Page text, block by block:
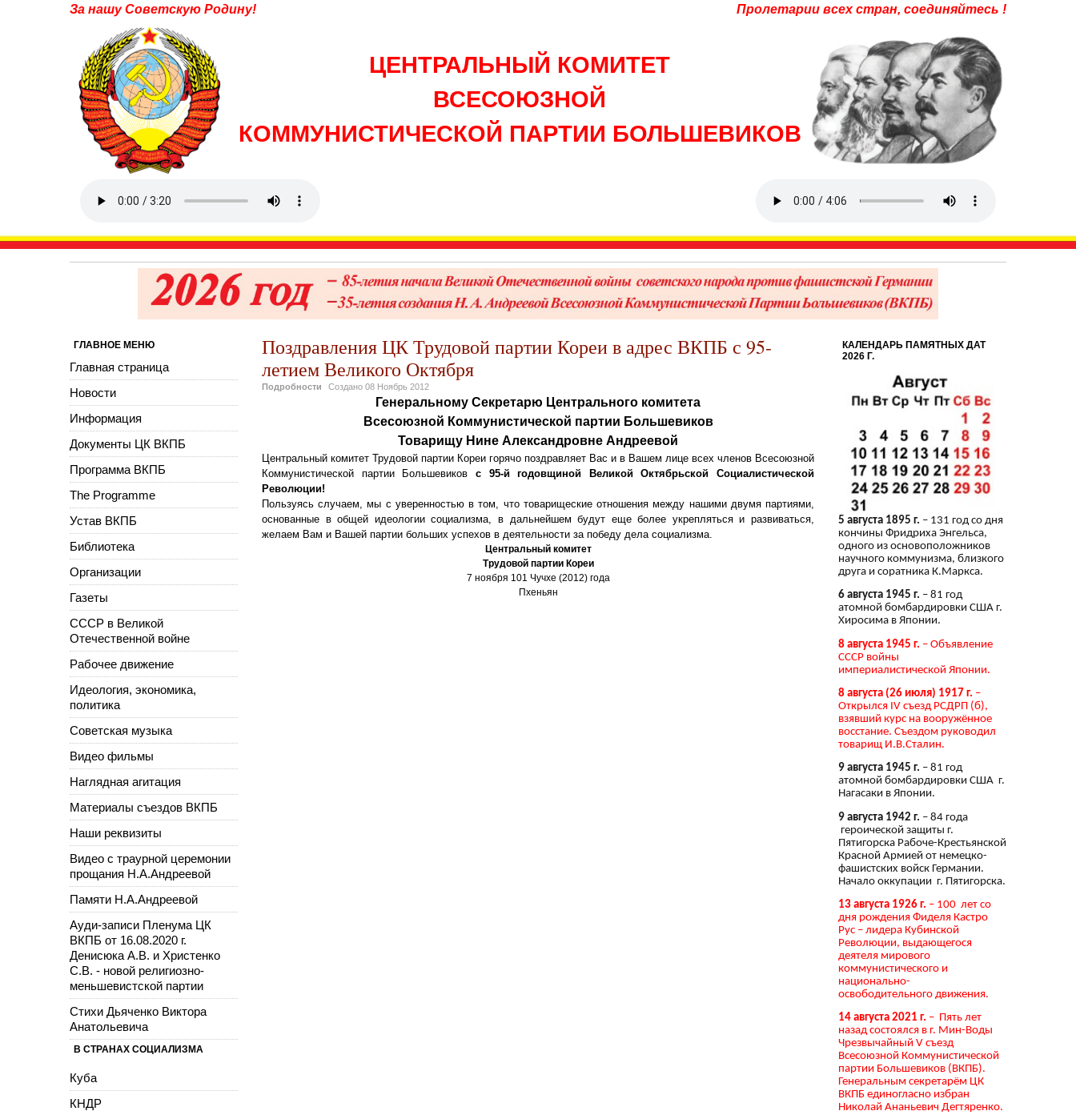
За нашу Советскую Родину! Пролетарии всех стран, соединяйтесь !
ЦЕНТРАЛЬНЫЙ КОМИТЕТ
ВСЕСОЮЗНОЙ
КОММУНИСТИЧЕСКОЙ ПАРТИИ БОЛЬШЕВИКОВ
Поздравления ЦК Трудовой партии Кореи в адрес ВКПБ с 95-
летием Великого Октября
Подробности Создано 08 Ноябрь 2012
Генеральному Секретарю Центрального комитета
Всесоюзной Коммунистической партии Большевиков
Товарищу Нине Александровне Андреевой
Центральный комитет Трудовой партии Кореи горячо поздравляет Вас и в Вашем лице всех членов Всесоюзной
Коммунистической партии Большевиков с 95-й годовщиной Великой Октябрьской Социалистической
Революции!
Пользуясь случаем, мы с уверенностью в том, что товарищеские отношения между нашими двумя партиями,
основанные в общей идеологии социализма, в дальнейшем будут еще более укрепляться и развиваться,
желаем Вам и Вашей партии больших успехов в деятельности за победу дела социализма.
Центральный комитет
Трудовой партии Кореи
7 ноября 101 Чучхе (2012) года
Пхеньян
ГЛАВНОЕ МЕНЮ
Главная страница
Новости
Информация
Документы ЦК ВКПБ
Программа ВКПБ
The Programme
Устав ВКПБ
Библиотека
Организации
Газеты
СССР в Великой
Отечественной войне
Рабочее движение
Идеология, экономика,
политика
Советская музыка
Видео фильмы
Наглядная агитация
Материалы съездов ВКПБ
Наши реквизиты
Видео с траурной церемонии
прощания Н.А.Андреевой
Памяти Н.А.Андреевой
Ауди-записи Пленума ЦК
ВКПБ от 16.08.2020 г.
Денисюка А.В. и Христенко
С.В. - новой религиозно-
меньшевистской партии
Стихи Дьяченко Виктора
Анатольевича
В СТРАНАХ СОЦИАЛИЗМА
Куба
КНДР
КАЛЕНДАРЬ ПАМЯТНЫХ ДАТ
2026 Г.
5 августа 1895 г. – 131 год со дня
кончины Фридриха Энгельса,
одного из основоположников
научного коммунизма, близкого
друга и соратника К.Маркса.
6 августа 1945 г. – 81 год
атомной бомбардировки США г.
Хиросима в Японии.
8 августа 1945 г. – Объявление
СССР войны
империалистической Японии.
8 августа (26 июля) 1917 г. –
Открылся IV съезд РСДРП (б),
взявший курс на вооружённое
восстание. Съездом руководил
товарищ И.В.Сталин.
9 августа 1945 г. – 81 год
атомной бомбардировки США г.
Нагасаки в Японии.
9 августа 1942 г. – 84 года
героической защиты г.
Пятигорска Рабоче-Крестьянской
Красной Армией от немецко-
фашистских войск Германии.
Начало оккупации г. Пятигорска.
13 августа 1926 г. – 100 лет со
дня рождения Фиделя Кастро
Рус – лидера Кубинской
Революции, выдающегося
деятеля мирового
коммунистического и
национально-
освободительного движения.
14 августа 2021 г. – Пять лет
назад состоялся в г. Мин-Воды
Чрезвычайный V съезд
Всесоюзной Коммунистической
партии Большевиков (ВКПБ).
Генеральным секретарём ЦК
ВКПБ единогласно избран
Николай Ананьевич Дегтяренко.